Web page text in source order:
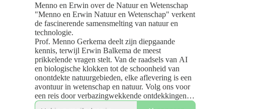
Menno en Erwin over de Natuur en Wetenschap
"Menno en Erwin Natuur en Wetenschap" verkent
de fascinerende samensmelting van natuur en
technologie.
Prof. Menno Gerkema deelt zijn diepgaande
kennis, terwijl Erwin Balkema de meest
prikkelende vragen stelt. Van de raadsels van AI
en biologische klokken tot de schoonheid van
onontdekte natuurgebieden, elke aflevering is een
avontuur in wetenschap en natuur. Volg ons voor
een reis door verbazingwekkende ontdekkingen
en inzichten.